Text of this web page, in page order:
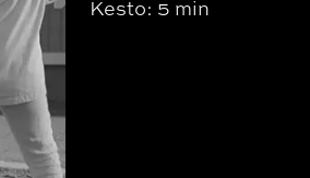
Kesto: 5 min